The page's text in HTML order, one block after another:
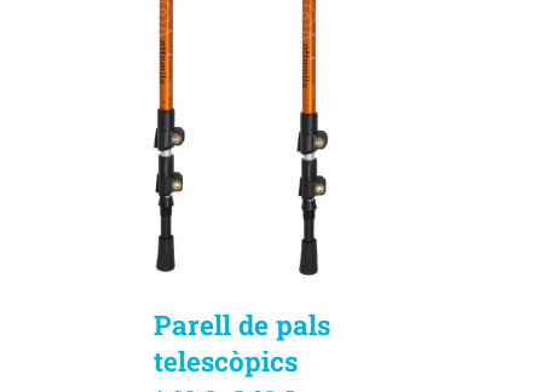
Parell de pals
telescòpics